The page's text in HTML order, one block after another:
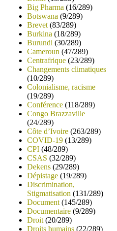
Big Pharma (16/289)
Botswana (9/289)
Brevet (83/289)
Burkina (18/289)
Burundi (30/289)
Cameroun (47/289)
Centrafrique (23/289)
Changements climatiques
(10/289)
Colonialisme, racisme
(19/289)
Conférence (118/289)
Congo Brazzaville
(24/289)
Côte d’Ivoire (263/289)
COVID-19 (13/289)
CPI (48/289)
CSAS (32/289)
Dekens (29/289)
Dépistage (19/289)
Discrimination,
Stigmatisation (131/289)
Document (145/289)
Documentaire (9/289)
Droit (20/289)
Droits humains (22/289)